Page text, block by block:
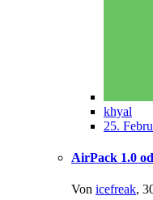
khyal
25.
AirPack 1.0
Von icefreak,